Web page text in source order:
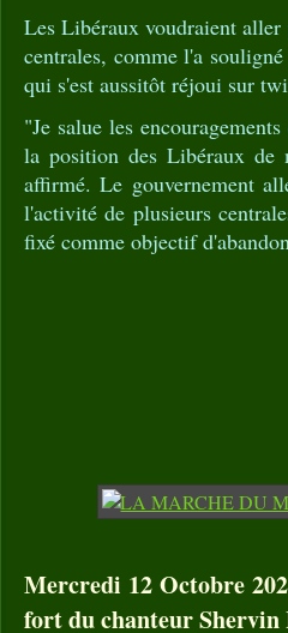
Les Libéraux voudraient
centrales, comme l'a
qui s'est aussitôt réjoui sur
"Je salue les
la position des Libéraux de
affirmé. Le gouvernement
l'activité de plusieurs
fixé comme objectif
Mercredi 12 Octobre
fort du chanteur